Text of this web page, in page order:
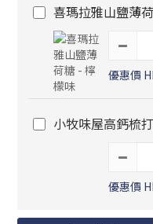
喜瑪拉雅山鹽薄
優惠價
小牧味屋高鈣梳
優惠價